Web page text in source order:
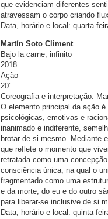
que evidenciam diferentes
atravessam o corpo criando
Data, horário e local: quarta-
Martín Soto Climent
Bajo la carne, infinito
2018
Ação
20’
Coreografia e interpretação:
O elemento principal da ação
psicológicas, emotivas e
inanimado e indiferente,
brotar de si mesmo. Mediante
que reflete o momento que
retratada como uma
consciência única, na qual o
fragmentado como uma
e da morte, do eu e do outro
para liberar-se inclusive de si
Data, horário e local: quinta-